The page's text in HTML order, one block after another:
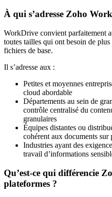
À qui s’adresse Zoho
WorkDrive convient parfaitement
toutes tailles qui ont besoin de
fichiers de base.
Il s’adresse aux :
Petites et moyennes
cloud abordable
Départements au sein de
contrôle centralisé du
granulaires
Équipes distantes ou
cohérent aux documents sur
Industries ayant des
travail d’informations
Qu’est-ce qui différencie
plateformes ?